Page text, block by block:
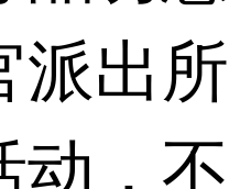
派出
动，